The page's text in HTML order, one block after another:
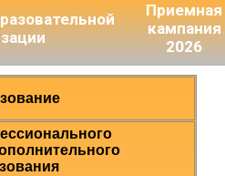
Приемная
кампания
2026